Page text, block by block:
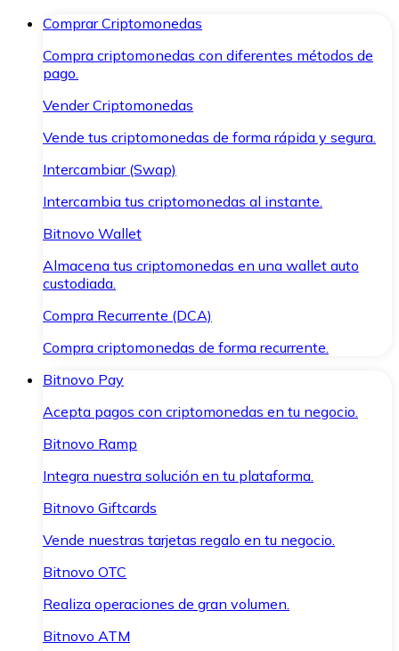
Comprar Criptomonedas
Compra criptomonedas con diferentes métodos de
pago.
Vender Criptomonedas
Vende tus criptomonedas de forma rápida y segura.
Intercambiar (Swap)
Intercambia tus criptomonedas al instante.
Bitnovo Wallet
Almacena tus criptomonedas en una wallet auto
custodiada.
Compra Recurrente (DCA)
Compra criptomonedas de forma recurrente.
Bitnovo Pay
Acepta pagos con criptomonedas en tu negocio.
Bitnovo Ramp
Integra nuestra solución en tu plataforma.
Bitnovo Giftcards
Vende nuestras tarjetas regalo en tu negocio.
Bitnovo OTC
Realiza operaciones de gran volumen.
Bitnovo ATM